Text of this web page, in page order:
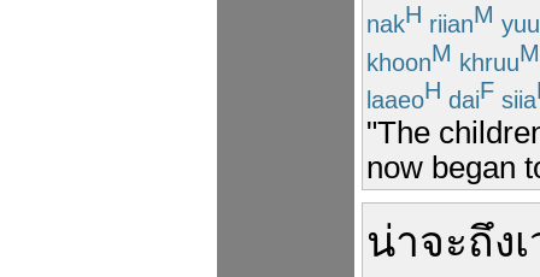
nakH riianM yuu
khoonM khruuM
laaeoH daiF siia
"The
now began
น่าจะถึง